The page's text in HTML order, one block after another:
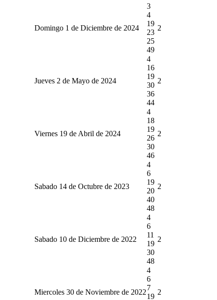
Domingo 1 de Diciembre de 2024
3
4
19
23
25
49
2
Jueves 2 de Mayo de 2024
4
16
19
30
36
44
2
Viernes 19 de Abril de 2024
4
18
19
26
30
46
2
Sabado 14 de Octubre de 2023
4
6
19
20
40
48
2
Sabado 10 de Diciembre de 2022
4
6
11
19
30
48
2
Miercoles 30 de Noviembre de 2022
4
6
7
19
2